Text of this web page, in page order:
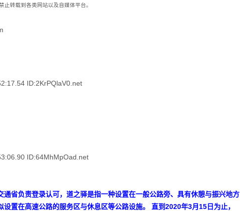
止转载到各类网站以及自媒体平台。
ID:2KrPQlaV0.net
ID:64MhMpOad.net
通省负责登录认可，道之驿是指一种设置在一般公路旁、具有休憩与振兴地方
置在高速公路的服务区与休息区等公路设施。 直到2020年3月15日为止，